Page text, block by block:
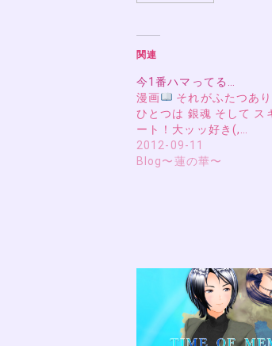
関連
今1番ハマってる…
漫画
それがふたつあ
ひとつは 銀魂 そして ス
ート！大ッッ好き(,…
2012-09-11
Blog〜蓮の華〜